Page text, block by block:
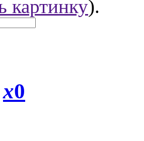
картинку).
x0